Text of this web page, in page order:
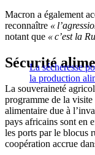
Macron a également
reconnaître «
notant que « c’est la
La sécheresse
la production
Sécurité
La souveraineté
programme de la
alimentaire due à
pays africains sont en
les ports par le blocus
coopération accrue